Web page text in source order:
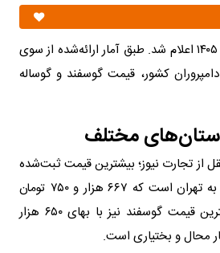
قیمت دام زنده امروز ۱ تیر ۱۴۰۵ اعلام شد. طبق آمار ارائه‌شده از سوی
کشور، قیمت گوسفند و گوساله
استان‌های مختلف
از تجارت نیوز؛ بیشترین قیمت ثبت‌شده
برای گوسفند زنده متعلق به تهران است که ۶۶۷ هزار و ۷۵۰ تومان
قیمت دارد. همچنین کمترین قیمت گوسفند نیز با بهای ۶۵۰ هزار
محال و بختیاری است.